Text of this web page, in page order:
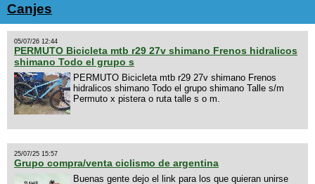
Canjes
05/07/26 12:44
PERMUTO Bicicleta mtb r29 27v shimano Frenos hidralicos
shimano Todo el grupo s
PERMUTO Bicicleta mtb r29 27v shimano Frenos
hidralicos shimano Todo el grupo shimano Talle s/m
Permuto x pistera o ruta talle s o m.
25/07/25 15:57
Grupo compra/venta ciclismo de argentina
Buenas gente dejo el link para los que quieran unirse